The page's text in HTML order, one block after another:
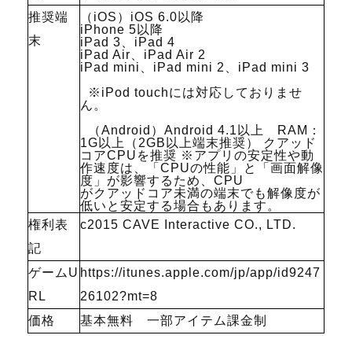
推奨端
末
（iOS）iOS 6.0以降
iPhone 5以降
iPad 3、iPad 4
iPad Air、iPad Air 2
iPad mini、iPad mini 2、iPad mini 3
※iPod touchには対応しておりませ
ん。
（Android）Android 4.1以上 RAM：
1G以上（2GB以上端末推奨） クアッド
コアCPUを推奨 ※アプリの安定性や動
作速度は、「CPUの性能」と「画面解像
度」が影響するため、CPU
がクアッドコア未満の端末でも解像度が
低いと安定する場合もあります。
権利表
記
c2015 CAVE Interactive CO., LTD.
ゲームU
RL
https://itunes.apple.com/jp/app/id9247
26102?mt=8
価格
基本無料 一部アイテム課金制